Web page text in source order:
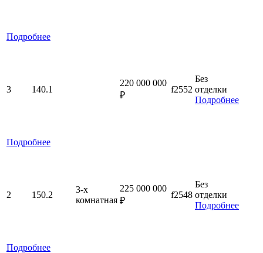
Подробнее
3 140.1
220 000 000
₽
f2552
Без
отделки
Подробнее
Подробнее
2 150.2
3-x
комнатная
225 000 000
₽
f2548
Без
отделки
Подробнее
Подробнее